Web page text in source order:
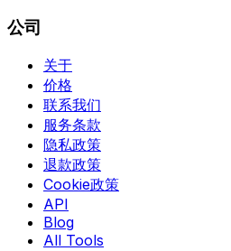
公司
关于
价格
联系我们
服务条款
隐私政策
退款政策
Cookie政策
API
Blog
All Tools